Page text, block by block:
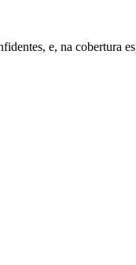
e, na cobertura